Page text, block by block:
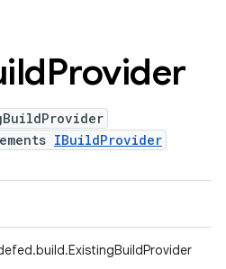
Provider
IBuildProvider